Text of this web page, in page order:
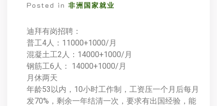
Posted in 非洲国家就业
迪拜有岗招聘：
普工4人：11000+1000/月
混凝土工2人：14000+1000/月
钢筋工6人： 14000+1000/月
月休两天
年龄53以内，10小时工作制，工资压一个月后每月
发70%，剩余一年结清一次，要求有出国经验，能